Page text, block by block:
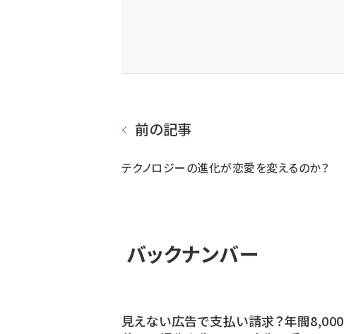
前の記事
テクノロジーの進化が恋愛を変えるのか？
バックナンバー
見えない広告で支払い請求？年間8,000